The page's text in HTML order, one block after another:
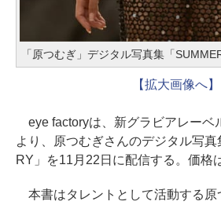
「原つむぎ」デジタル写真集「
【拡大画像へ】
eye factoryは、新グラビアレーベ
より、原つむぎさんのデジタル写
RY」を11月22日に配信する。価格
本書はタレントとして活動する原